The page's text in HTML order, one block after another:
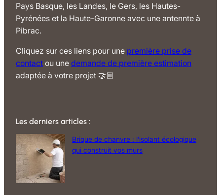
Pays Basque, les Landes, le Gers, les Hautes-
Pyrénées et la Haute-Garonne avec une antennte à
Pibrac.
Cliquez sur ces liens pour une première prise de
contact ou une demande de première estimation
adaptée à votre projet 🤝🏼
Les derniers articles :
Brique de chanvre : l’isolant écologique
qui construit vos murs